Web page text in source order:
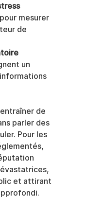
mesurer
de
un
de
parler des
Pour les
et attirant